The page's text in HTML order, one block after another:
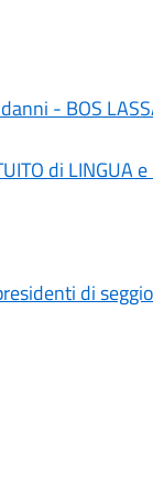
- BOS
di LINGUA e
di seggio